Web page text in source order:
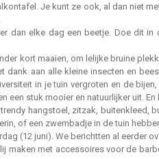
Je kunt ze ook, al dan niet
dan elke dag een beetje. Doe dit
kort maaien, om lelijke bruine
aan alle kleine insecten en
in je tuin vergroten en de
stuk mooier en natuurlijker uit. En
hangstoel, zitzak, buitenkleed,
of een zwembadje in de tuin
(12 juni). We berichtten al eerder
met accessoires voor de